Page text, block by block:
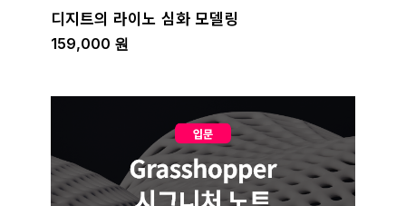
디지트의 라이노 심화 모델링
159,000 원